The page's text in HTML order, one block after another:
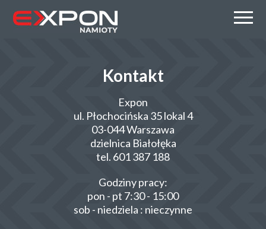
Kontakt
Expon
ul. Płochocińska 35 lokal 4
03-044 Warszawa
dzielnica Białołęka
tel. 601 387 188
Godziny pracy:
pon - pt 7:30 - 15:00
sob - niedziela : nieczynne